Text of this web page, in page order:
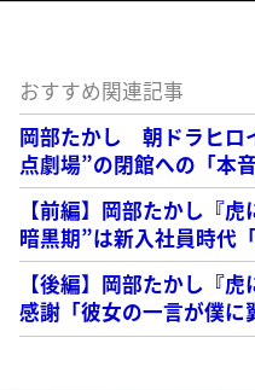
おすすめ関連記事
岡部たかし 朝ドラヒロ
点劇場”の閉館への「本音
【前編】岡部たかし『
暗黒期”は新入社員時代
【後編】岡部たかし『
感謝「彼女の一言が僕に